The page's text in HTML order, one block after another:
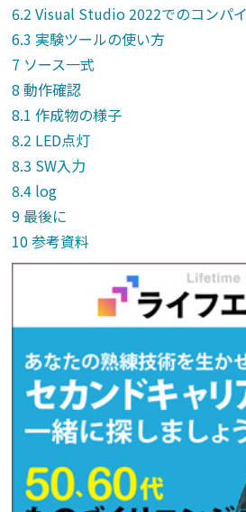
Visual Studio 2022でのコンパ
実験ツールの使い方
ソース一式
動作確認
作成物の様子
LED点灯
SW入力
log
最後に
参考資料